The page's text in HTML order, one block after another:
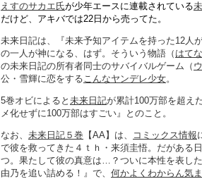
えすのサカエ氏が少年エースに連載されている
だけど、アキバでは22日から売ってた。
未来日記は、『未来予知アイテムを持った12人
の一人が神になる、はず。そういう物語（ はてな
の未来日記の所有者同士のサバイバルゲーム（
公・雪輝に恋をするこんなヤンデレ少女。
5巻オビによると 未来日記が累計100万部を超え
メ化せずに100万部はすごい』とのこと。
なお、 未来日記５巻 【AA】は、 コミックス情報
で彼を救ってきた４ｔｈ・来須圭悟。だがある
つ。果たして彼の真意は…？ついに本性を表し
由乃を追い詰める！』で、 何かよくわからん気